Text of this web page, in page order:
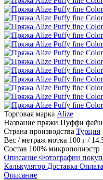
Торговая марка Alize
Название пряжи Пуффи файн
Страна производства Турция
Вес / метраж мотка 100 г /
Состав 100% микрополиэстр
Описание Фотографии
Калькулятор Доставка Оплата
Описание